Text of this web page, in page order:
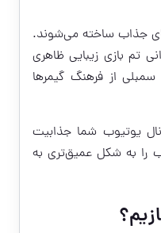
جذاب ساخته می‌شوند.
تم بازی زیبایی ظاهری
از فرهنگ گیمرها
یوتیوب شما جذابیت
را به شکل عمیق‌تری به